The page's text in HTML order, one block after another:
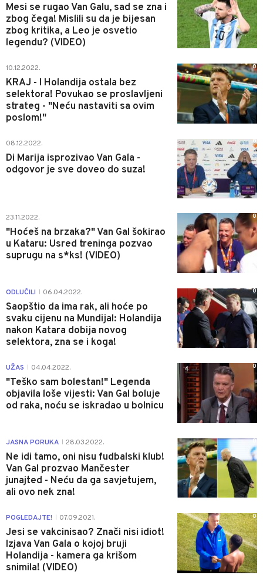
Mesi se rugao Van Galu, sad se zna i
zbog čega! Mislili su da je bijesan
zbog kritika, a Leo je osvetio
legendu? (VIDEO)
10.12.2022.
KRAJ - I Holandija ostala bez
selektora! Povukao se proslavljeni
strateg - "Neću nastaviti sa ovim
poslom!"
0
08.12.2022.
Di Marija isprozivao Van Gala -
odgovor je sve doveo do suza!
0
23.11.2022.
"Hoćeš na brzaka?" Van Gal šokirao
u Kataru: Usred treninga pozvao
suprugu na s*ks! (VIDEO)
0
ODLUČILI 06.04.2022.
Saopštio da ima rak, ali hoće po
svaku cijenu na Mundijal: Holandija
nakon Katara dobija novog
selektora, zna se i koga!
0
UŽAS 04.04.2022.
"Teško sam bolestan!" Legenda
objavila loše vijesti: Van Gal boluje
od raka, noću se iskradao u bolnicu
0
JASNA PORUKA 28.03.2022.
Ne idi tamo, oni nisu fudbalski klub!
Van Gal prozvao Mančester
junajted - Neću da ga savjetujem,
ali ovo nek zna!
0
POGLEDAJTE! 07.09.2021.
Jesi se vakcinisao? Znači nisi idiot!
Izjava Van Gala o kojoj bruji
Holandija - kamera ga krišom
snimila! (VIDEO)
0